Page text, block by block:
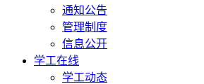
通知公告
管理制度
信息公开
学工在线
学工动态